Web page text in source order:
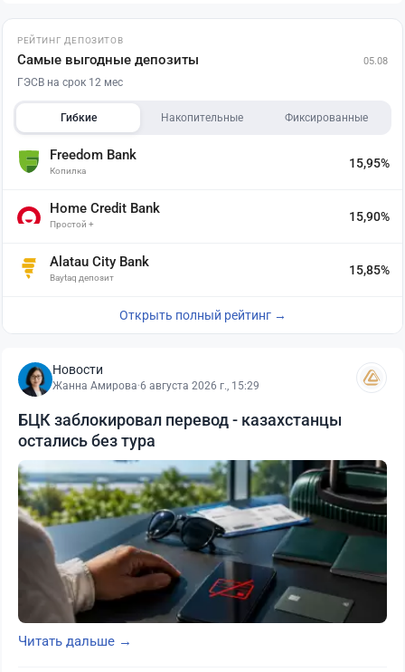
РЕЙТИНГ ДЕПОЗИТОВ
Самые выгодные депозиты 05.08
ГЭСВ на срок 12 мес
Гибкие Накопительные Фиксированные
Freedom Bank
Копилка
15,95%
Home Credit Bank
Простой +
15,90%
Alatau City Bank
Baytaq депозит
15,85%
Открыть полный рейтинг →
Новости
Жанна Амирова·6 августа 2026 г., 15:29
БЦК заблокировал перевод - казахстанцы
остались без тура
Читать дальше →